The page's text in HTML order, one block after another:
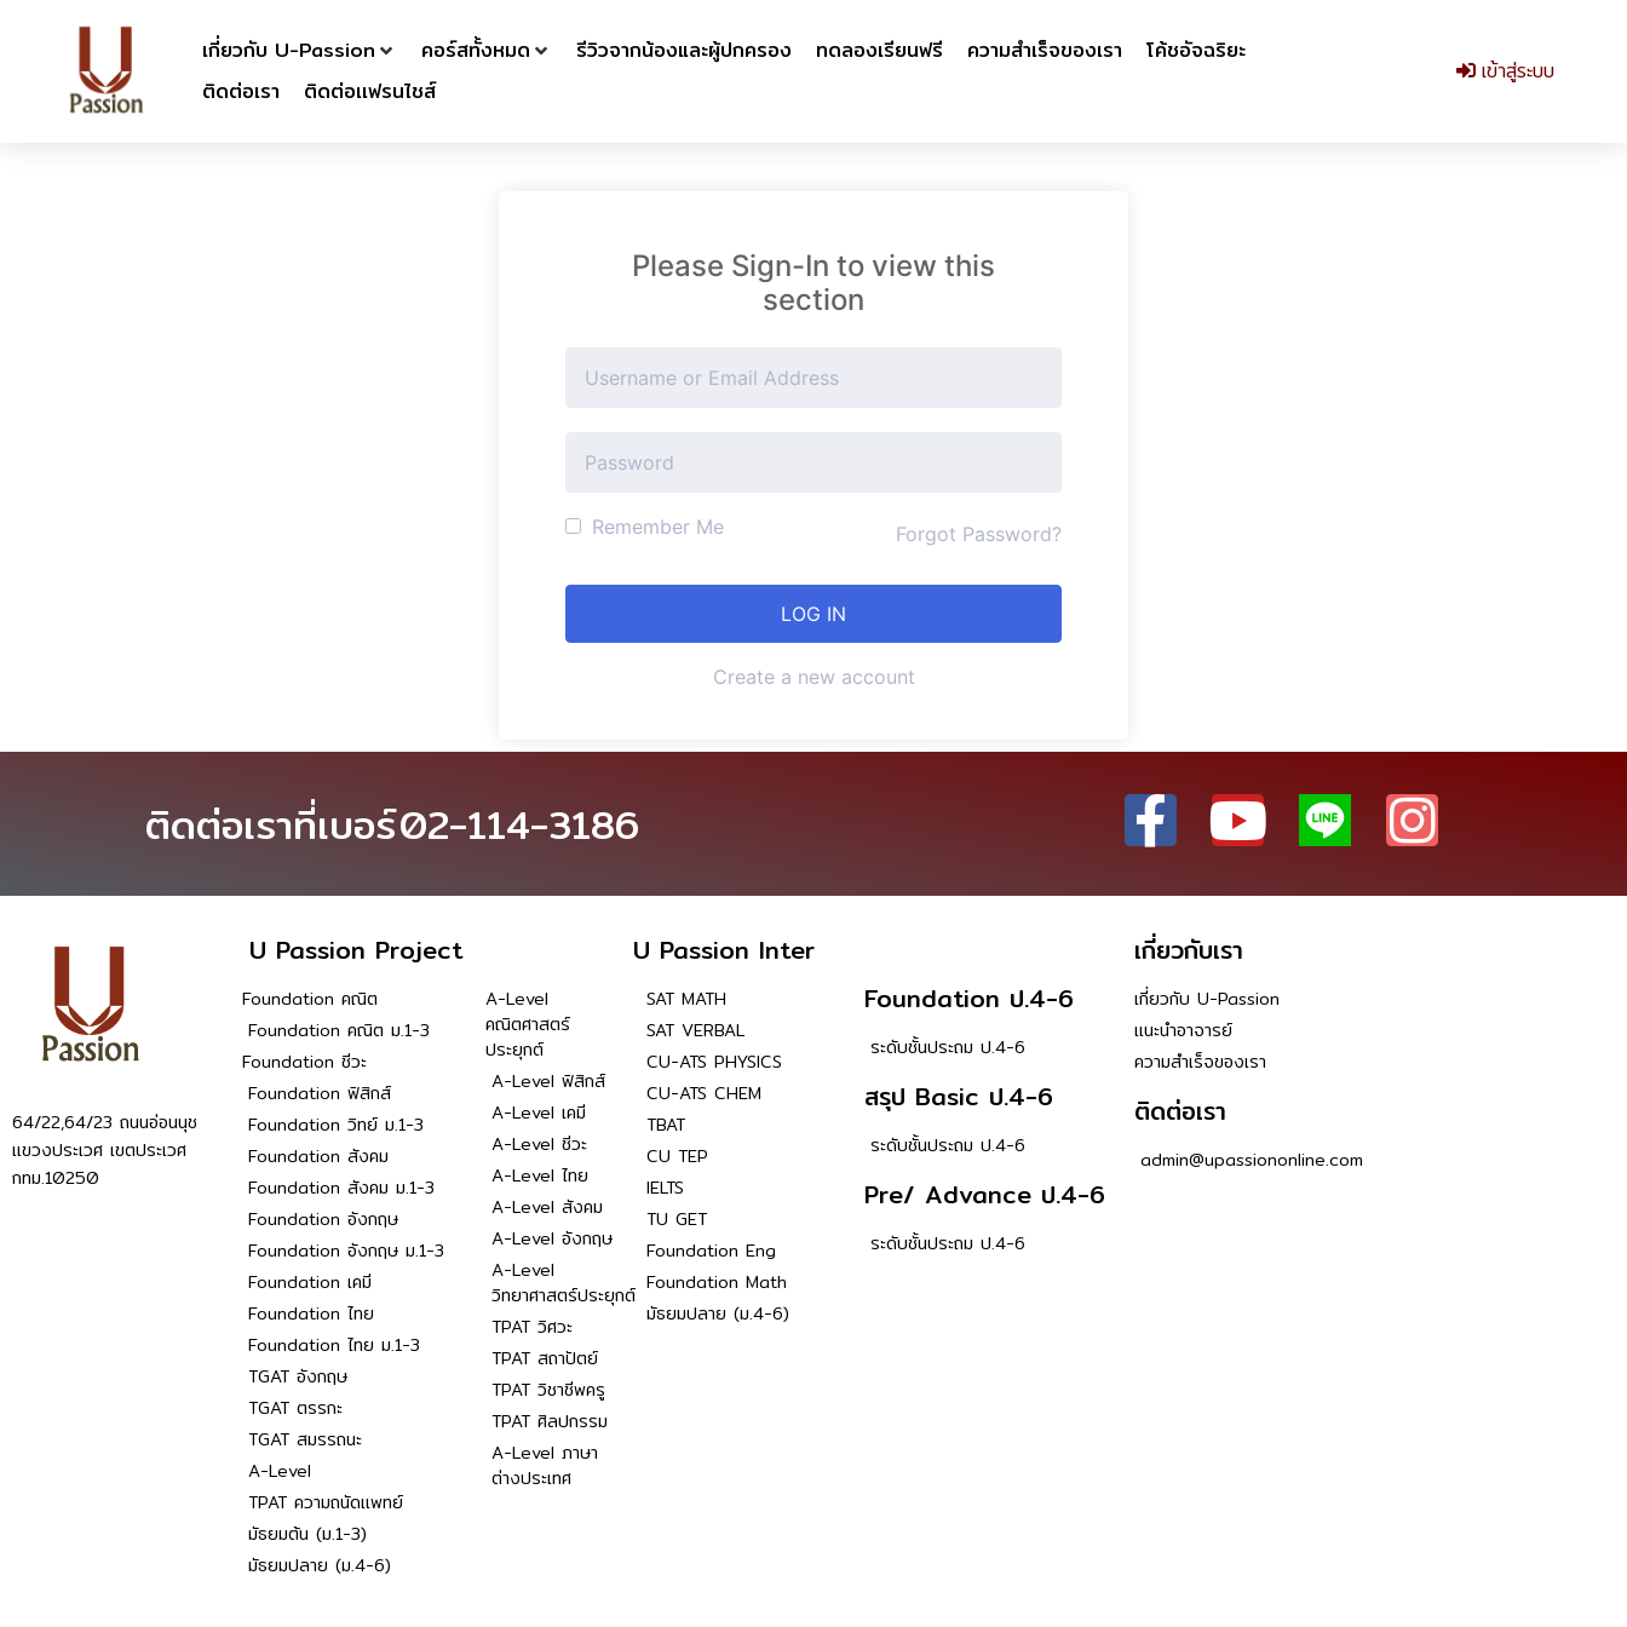
เกี่ยวกับ U-Passion คอร์สทั้งหมด รีวิวจากน้องและผู้ปกครอง ทดลองเรียนฟรี ความสำเร็จของเรา
โค้ชอัจฉริยะ
ติดต่อเรา
ติดต่อเเฟรนไชส์
เข้าสู่ระบบ
Please Sign-In to view this
section
Remember Me Forgot Password?
Create a new account
ติดต่อเราที่เบอร์02-114-3186
U Passion Project U Passion Inter เกี่ยวกับเรา
64/22,64/23 ถนนอ่อนนุช
แขวงประเวศ เขตประเวศ
กทม.10250
Foundation คณิต
Foundation คณิต ม.1-3
Foundation ชีวะ
Foundation ฟิสิกส์
Foundation วิทย์ ม.1-3
Foundation สังคม
Foundation สังคม ม.1-3
Foundation อังกฤษ
Foundation อังกฤษ ม.1-3
Foundation เคมี
Foundation ไทย
Foundation ไทย ม.1-3
TGAT อังกฤษ
TGAT ตรรกะ
TGAT สมรรถนะ
A-Level
TPAT ความถนัดแพทย์
มัธยมต้น (ม.1-3)
มัธยมปลาย (ม.4-6)
A-Level
คณิตศาสตร์
ประยุกต์
A-Level ฟิสิกส์
A-Level เคมี
A-Level ชีวะ
A-Level ไทย
A-Level สังคม
A-Level อังกฤษ
A-Level
วิทยาศาสตร์ประยุกต์
TPAT วิศวะ
TPAT สถาปัตย์
TPAT วิชาชีพครู
TPAT ศิลปกรรม
A-Level ภาษา
ต่างประเทศ
SAT MATH
SAT VERBAL
CU-ATS PHYSICS
CU-ATS CHEM
TBAT
CU TEP
IELTS
TU GET
Foundation Eng
Foundation Math
มัธยมปลาย (ม.4-6)
Foundation ป.4-6
ระดับชั้นประถม ป.4-6
สรุป Basic ป.4-6
ระดับชั้นประถม ป.4-6
Pre/ Advance ป.4-6
ระดับชั้นประถม ป.4-6
เกี่ยวกับ U-Passion
แนะนำอาจารย์
ความสำเร็จของเรา
ติดต่อเรา
admin@upassiononline.com